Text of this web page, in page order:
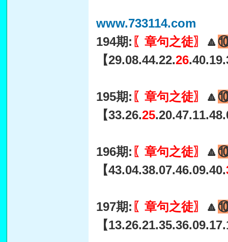
www.733114.com
194期: 〖章句之徒〗 🔼⑩
【29.08.44.22.26
195期: 〖章句之徒〗 🔼⑩
【33.26.25
196期: 〖章句之徒〗 🔼⑩
【43.04.38.07.46.09.40.
197期: 〖章句之徒〗 🔼⑩
【